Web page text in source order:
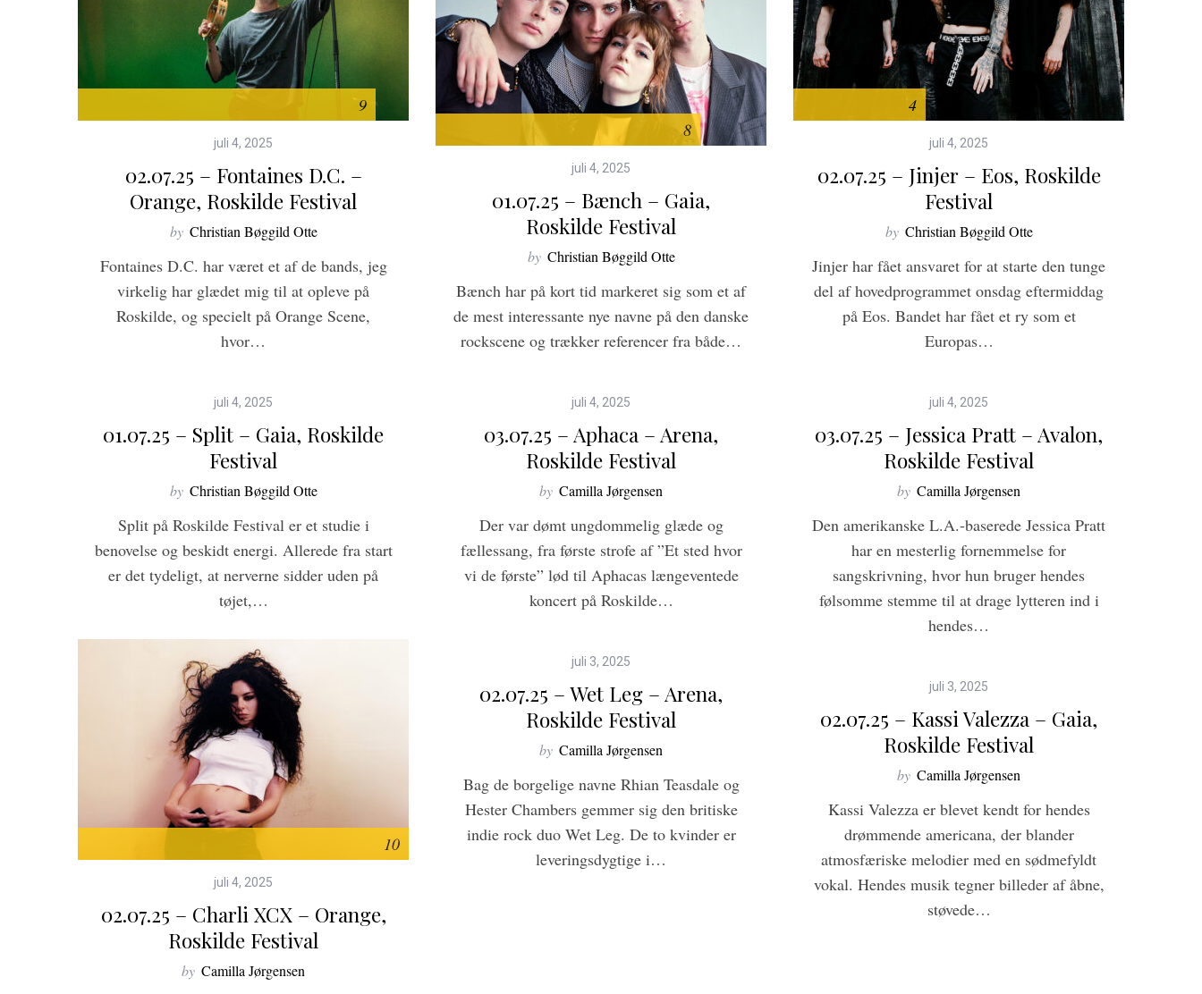
9
juli 4, 2025
02.07.25 – Fontaines D.C. –
Orange, Roskilde Festival
by Christian Bøggild Otte
Fontaines D.C. har været et af de bands, jeg
virkelig har glædet mig til at opleve på
Roskilde, og specielt på Orange Scene,
hvor…
4
juli 4, 2025
02.07.25 – Jinjer – Eos, Roskilde
Festival
by Christian Bøggild Otte
Jinjer har fået ansvaret for at starte den tunge
del af hovedprogrammet onsdag eftermiddag
på Eos. Bandet har fået et ry som et
Europas…
8
juli 4, 2025
01.07.25 – Bænch – Gaia,
Roskilde Festival
by Christian Bøggild Otte
Bænch har på kort tid markeret sig som et af
de mest interessante nye navne på den danske
rockscene og trækker referencer fra både…
juli 4, 2025
01.07.25 – Split – Gaia, Roskilde
Festival
by Christian Bøggild Otte
Split på Roskilde Festival er et studie i
benovelse og beskidt energi. Allerede fra start
er det tydeligt, at nerverne sidder uden på
tøjet,…
juli 4, 2025
03.07.25 – Aphaca – Arena,
Roskilde Festival
by Camilla Jørgensen
Der var dømt ungdommelig glæde og
fællessang, fra første strofe af ”Et sted hvor
vi de første” lød til Aphacas længeventede
koncert på Roskilde…
juli 4, 2025
03.07.25 – Jessica Pratt – Avalon,
Roskilde Festival
by Camilla Jørgensen
Den amerikanske L.A.-baserede Jessica Pratt
har en mesterlig fornemmelse for
sangskrivning, hvor hun bruger hendes
følsomme stemme til at drage lytteren ind i
hendes…
10
juli 4, 2025
02.07.25 – Charli XCX – Orange,
Roskilde Festival
by Camilla Jørgensen
juli 3, 2025
02.07.25 – Wet Leg – Arena,
Roskilde Festival
by Camilla Jørgensen
Bag de borgelige navne Rhian Teasdale og
Hester Chambers gemmer sig den britiske
indie rock duo Wet Leg. De to kvinder er
leveringsdygtige i…
juli 3, 2025
02.07.25 – Kassi Valezza – Gaia,
Roskilde Festival
by Camilla Jørgensen
Kassi Valezza er blevet kendt for hendes
drømmende americana, der blander
atmosfæriske melodier med en sødmefyldt
vokal. Hendes musik tegner billeder af åbne,
støvede…